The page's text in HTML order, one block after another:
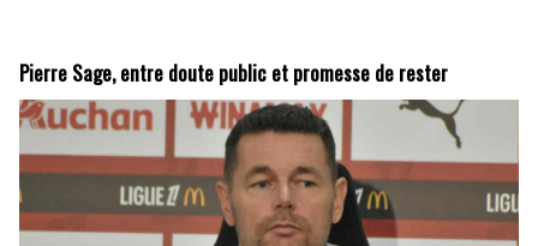
Pierre Sage, entre doute public et promesse de rester